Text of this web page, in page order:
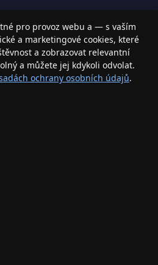
Apple produkty, příslušenstvím a
a s jistotou.
pro provoz webu a — s vaším
a marketingové cookies, které
a zobrazovat relevantní
a můžete jej kdykoli odvolat.
ochrany osobních údajů.